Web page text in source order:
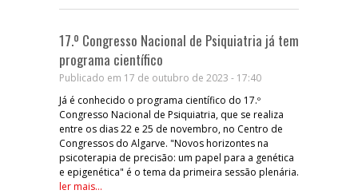
17.º Congresso Nacional de Psiquiatria já tem
programa científico
Publicado em 17 de outubro de 2023 - 17:40
Já é conhecido o programa científico do 17.º
Congresso Nacional de Psiquiatria, que se realiza
entre os dias 22 e 25 de novembro, no Centro de
Congressos do Algarve. "Novos horizontes na
psicoterapia de precisão: um papel para a genética
e epigenética" é o tema da primeira sessão plenária.
ler mais...